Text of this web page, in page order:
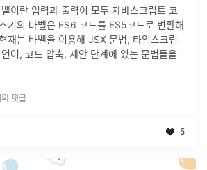
이란 입력과 출력이 모두 자바스크립트 코
기의 바벨은 ES6 코드를 ES5코드로 변환해
재는 바벨을 이용해 JSX 문법, 타입스크립
어, 코드 압축, 제안 단계에 있는 문법들을
의 댓글
5